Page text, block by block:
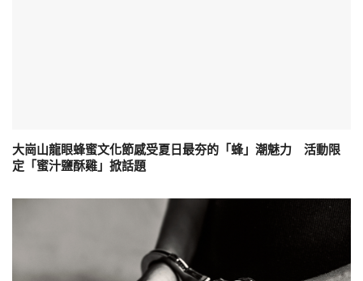
大崗山龍眼蜂蜜文化節感受夏日最夯的「蜂」潮魅力 活動限
定「蜜汁鹽酥雞」掀話題